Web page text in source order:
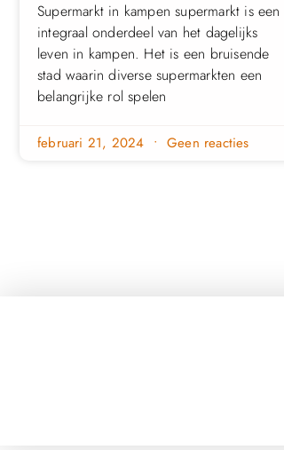
Supermarkt in kampen supermarkt is een
integraal onderdeel van het dagelijks
leven in kampen. Het is een bruisende
stad waarin diverse supermarkten een
belangrijke rol spelen
februari 21, 2024 Geen reacties